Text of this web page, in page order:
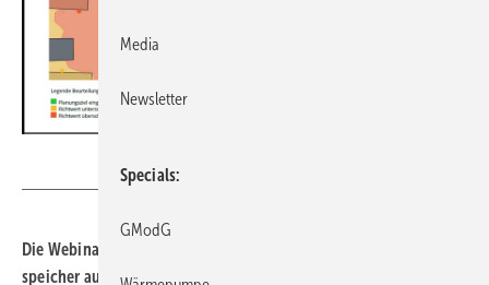
Die Webi­nare von Atec liefern u. a. Wissen zu TA Lärm, Batterie­
spei­cher aus Deutsch­land oder den Ein­satz­mög­lich­kei­ten moder­
Media
Newsletter
Specials
GModG